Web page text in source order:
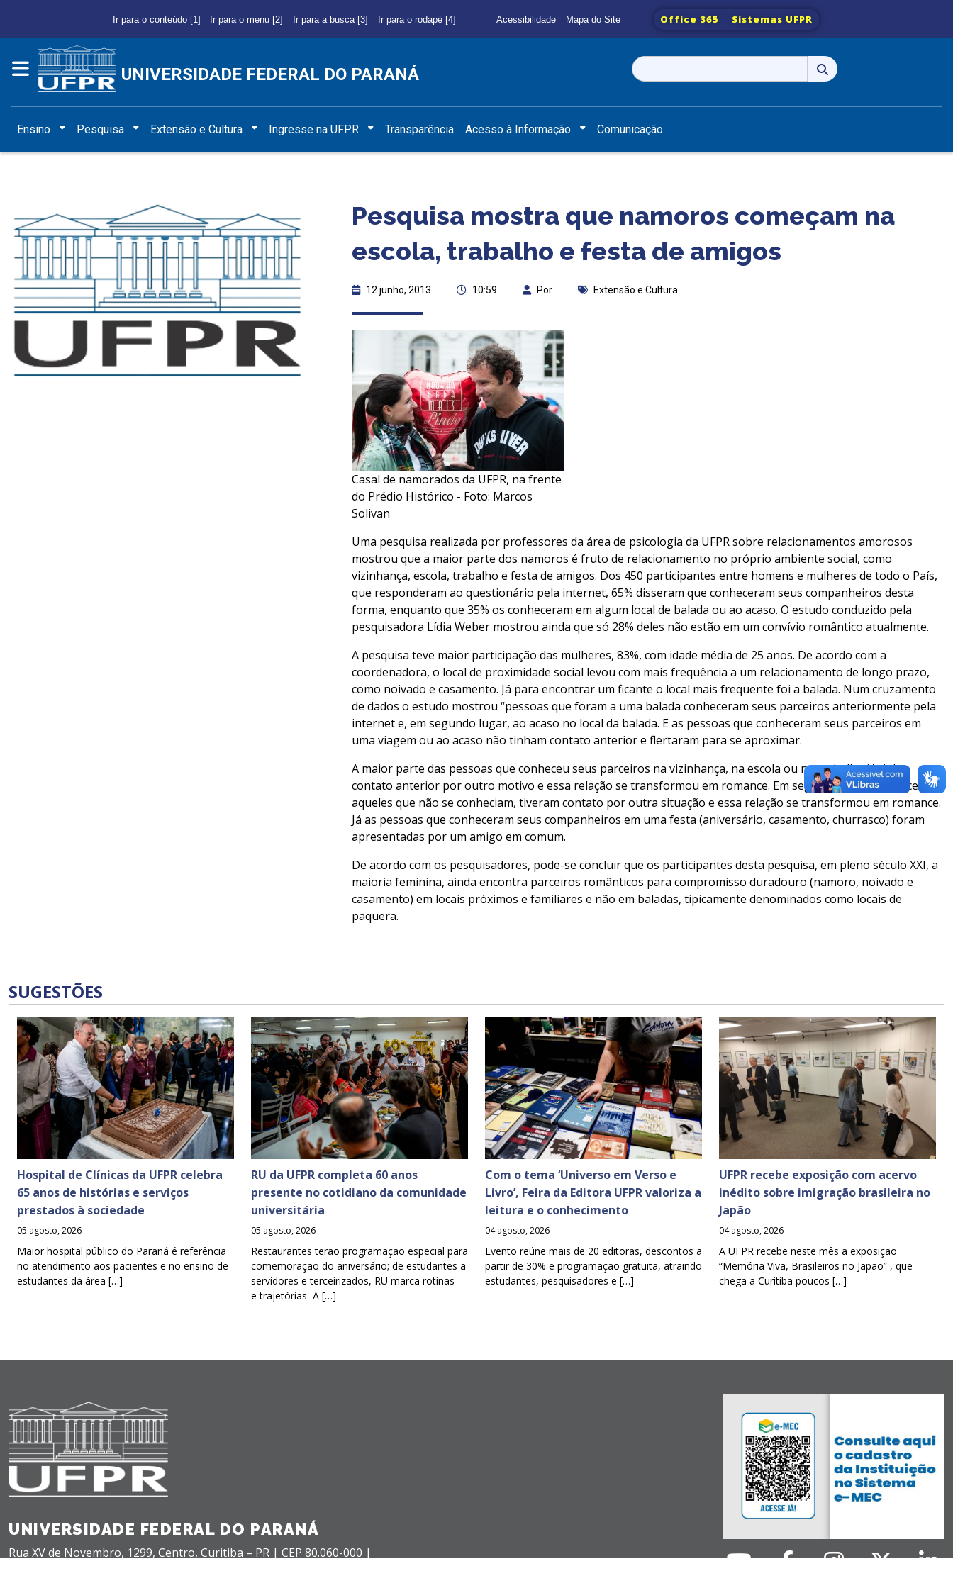
Ir para o conteúdo [1] Ir para o menu [2] Ir para a busca [3] Ir para o rodapé [4] Acessibilidade Mapa do Site Office 365 Sistemas UFPR
UNIVERSIDADE FEDERAL DO PARANÁ
Pesquisar
por:
Ensino Pesquisa Extensão e Cultura Ingresse na UFPR Transparência Acesso à Informação Comunicação
Pesquisa mostra que namoros começam na
escola, trabalho e festa de amigos
12 junho, 2013 10:59 Por Extensão e Cultura
Casal de namorados da UFPR, na frente
do Prédio Histórico - Foto: Marcos
Solivan
Uma pesquisa realizada por professores da área de psicologia da UFPR sobre relacionamentos amorosos
mostrou que a maior parte dos namoros é fruto de relacionamento no próprio ambiente social, como
vizinhança, escola, trabalho e festa de amigos. Dos 450 participantes entre homens e mulheres de todo o País,
que responderam ao questionário pela internet, 65% disseram que conheceram seus companheiros desta
forma, enquanto que 35% os conheceram em algum local de balada ou ao acaso. O estudo conduzido pela
pesquisadora Lídia Weber mostrou ainda que só 28% deles não estão em um convívio romântico atualmente.
A pesquisa teve maior participação das mulheres, 83%, com idade média de 25 anos. De acordo com a
coordenadora, o local de proximidade social levou com mais frequência a um relacionamento de longo prazo,
como noivado e casamento. Já para encontrar um ficante o local mais frequente foi a balada. Num cruzamento
de dados o estudo mostrou “pessoas que foram a uma balada conheceram seus parceiros anteriormente pela
internet e, em segundo lugar, ao acaso no local da balada. E as pessoas que conheceram seus parceiros em
uma viagem ou ao acaso não tinham contato anterior e flertaram para se aproximar.
A maior parte das pessoas que conheceu seus parceiros na vizinhança, na escola ou no trabalho já tinha
contato anterior por outro motivo e essa relação se transformou em romance. Em segundo lugar, aparecem
aqueles que não se conheciam, tiveram contato por outra situação e essa relação se transformou em romance.
Já as pessoas que conheceram seus companheiros em uma festa (aniversário, casamento, churrasco) foram
apresentadas por um amigo em comum.
De acordo com os pesquisadores, pode-se concluir que os participantes desta pesquisa, em pleno século XXI, a
maioria feminina, ainda encontra parceiros românticos para compromisso duradouro (namoro, noivado e
casamento) em locais próximos e familiares e não em baladas, tipicamente denominados como locais de
paquera.
SUGESTÕES
Hospital de Clínicas da UFPR celebra
65 anos de histórias e serviços
prestados à sociedade
05 agosto, 2026
Maior hospital público do Paraná é referência
no atendimento aos pacientes e no ensino de
estudantes da área […]
RU da UFPR completa 60 anos
presente no cotidiano da comunidade
universitária
05 agosto, 2026
Restaurantes terão programação especial para
comemoração do aniversário; de estudantes a
servidores e terceirizados, RU marca rotinas
e trajetórias A […]
Com o tema ‘Universo em Verso e
Livro’, Feira da Editora UFPR valoriza a
leitura e o conhecimento
04 agosto, 2026
Evento reúne mais de 20 editoras, descontos a
partir de 30% e programação gratuita, atraindo
estudantes, pesquisadores e […]
UFPR recebe exposição com acervo
inédito sobre imigração brasileira no
Japão
04 agosto, 2026
A UFPR recebe neste mês a exposição
“Memória Viva, Brasileiros no Japão” , que
chega a Curitiba poucos […]
UNIVERSIDADE FEDERAL DO PARANÁ
Rua XV de Novembro, 1299, Centro, Curitiba – PR | CEP 80.060-000 |